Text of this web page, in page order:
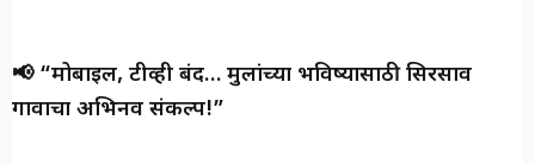
📢 “मोबाईल, टीव्ही बंद… मुलांच्या भविष्यासाठी सिरसाव
गावाचा अभिनव संकल्प!”